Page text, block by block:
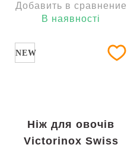
Добавить в сравнение
В наявності
NEW
Ніж для овочів
Victorinox Swiss